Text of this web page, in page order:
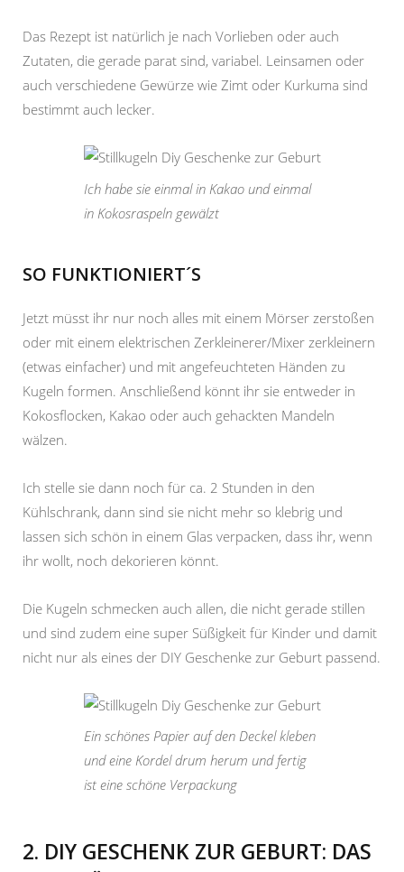
Das Rezept ist natürlich je nach Vorlieben oder auch
Zutaten, die gerade parat sind, variabel. Leinsamen oder
auch verschiedene Gewürze wie Zimt oder Kurkuma sind
bestimmt auch lecker.
Ich habe sie einmal in Kakao und einmal
in Kokosraspeln gewälzt
SO FUNKTIONIERT´S
Jetzt müsst ihr nur noch alles mit einem Mörser zerstoßen
oder mit einem elektrischen Zerkleinerer/Mixer zerkleinern
(etwas einfacher) und mit angefeuchteten Händen zu
Kugeln formen. Anschließend könnt ihr sie entweder in
Kokosflocken, Kakao oder auch gehackten Mandeln
wälzen.
Ich stelle sie dann noch für ca. 2 Stunden in den
Kühlschrank, dann sind sie nicht mehr so klebrig und
lassen sich schön in einem Glas verpacken, dass ihr, wenn
ihr wollt, noch dekorieren könnt.
Die Kugeln schmecken auch allen, die nicht gerade stillen
und sind zudem eine super Süßigkeit für Kinder und damit
nicht nur als eines der DIY Geschenke zur Geburt passend.
Ein schönes Papier auf den Deckel kleben
und eine Kordel drum herum und fertig
ist eine schöne Verpackung
2. DIY GESCHENK ZUR GEBURT: DAS